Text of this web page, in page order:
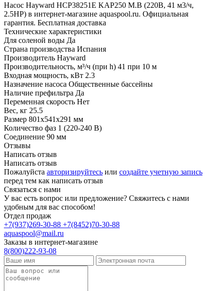
Насос Hayward HCP38251E KAP250 M.B (220В, 41 м3/ч,
2.5HP) в интернет-магазине aquaspool.ru. Официальная
гарантия. Бесплатная доставка
Технические характеристики
Для соленой воды Да
Страна производства Испания
Производитель Hayward
Производительность, м³/ч (при h) 41 при 10 м
Входная мощность, кВт 2.3
Назначение насоса Общественные бассейны
Наличие префильтра Да
Переменная скорость Нет
Вес, кг 25.5
Размер 801х541х291 мм
Количество фаз 1 (220-240 В)
Соединение 90 мм
Отзывы
Написать отзыв
Написать отзыв
Пожалуйста авторизируйтесь или создайте учетную запись
перед тем как написать отзыв
Связаться с нами
У вас есть вопрос или предложение? Свяжитесь с нами
удобным для вас способом!
Отдел продаж
+7(937)269-30-88 +7(8452)70-30-88
aquaspool@mail.ru
Заказы в интернет-магазине
8(800)222-93-08